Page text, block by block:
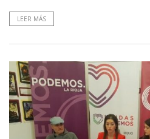
LEER MÁS